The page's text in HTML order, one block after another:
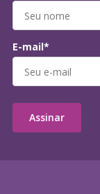
E-mail*
Assinar